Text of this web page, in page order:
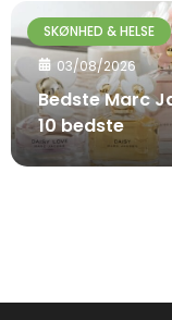
SKØNHED & HELSE
03/08/2026
Bedste Marc
10 bedste